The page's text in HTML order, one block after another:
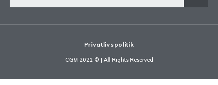
Privatlivspolitik
CGM 2021 ©​ | All Rights Reserved